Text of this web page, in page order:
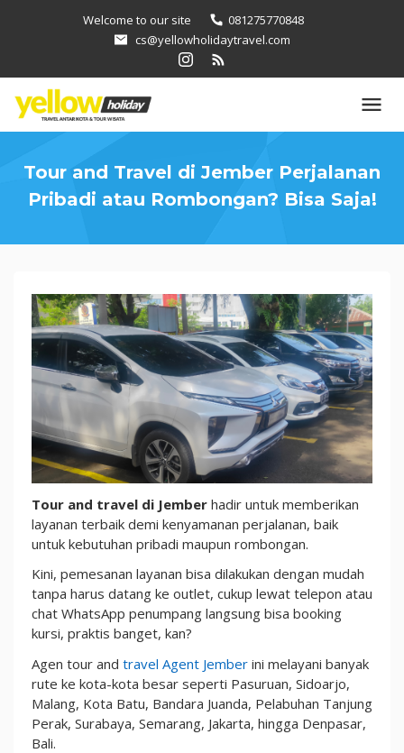
Welcome to our site
081275770848
cs@yellowholidaytravel.com
Tour and Travel di Jember Perjalanan
Pribadi atau Rombongan? Bisa Saja!
Tour
and
Travel
di
Jember
Perjalanan
Pribadi
atau
Rombongan?
Bisa
Saja!
Tour and travel di Jember hadir untuk memberikan
layanan terbaik demi kenyamanan perjalanan, baik
untuk kebutuhan pribadi maupun rombongan.
Kini, pemesanan layanan bisa dilakukan dengan mudah
tanpa harus datang ke outlet, cukup lewat telepon atau
chat WhatsApp penumpang langsung bisa booking
kursi, praktis banget, kan?
Agen tour and travel Agent Jember ini melayani banyak
rute ke kota-kota besar seperti Pasuruan, Sidoarjo,
Malang, Kota Batu, Bandara Juanda, Pelabuhan Tanjung
Perak, Surabaya, Semarang, Jakarta, hingga Denpasar,
Bali.